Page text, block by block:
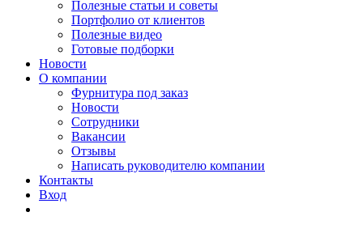
Полезные статьи и советы
Портфолио от клиентов
Полезные видео
Готовые подборки
Новости
О компании
Фурнитура под заказ
Новости
Сотрудники
Вакансии
Отзывы
Написать руководителю компании
Контакты
Вход